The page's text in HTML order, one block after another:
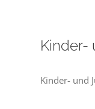
Kinder-
Kinder- und